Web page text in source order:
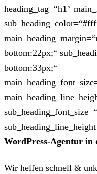
heading_tag=“h1″
bottom:22px;“
bottom:33px;“
WordPress-Agentur in
Wir helfen schnell &